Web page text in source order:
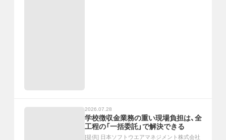
2026.07.28
学校徴収金業務の重い現場負担は、全
工程の「一括委託」で解決できる
[提供] 日本ソフトウエアマネジメント株式会社